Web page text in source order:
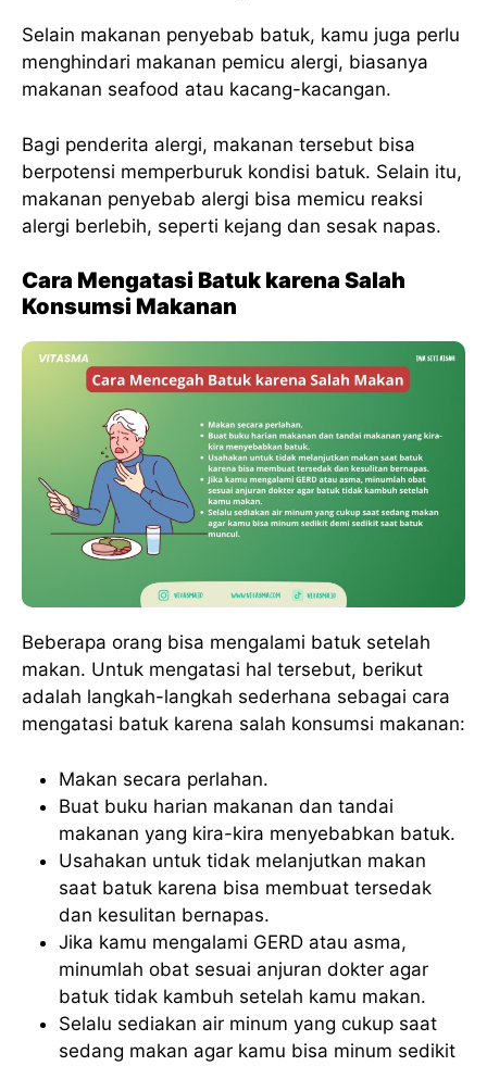
Selain makanan penyebab batuk, kamu juga perlu
menghindari makanan pemicu alergi, biasanya
makanan seafood atau kacang-kacangan.
Bagi penderita alergi, makanan tersebut bisa
berpotensi memperburuk kondisi batuk. Selain itu,
makanan penyebab alergi bisa memicu reaksi
alergi berlebih, seperti kejang dan sesak napas.
Cara Mengatasi Batuk karena Salah
Konsumsi Makanan
Beberapa orang bisa mengalami batuk setelah
makan. Untuk mengatasi hal tersebut, berikut
adalah langkah-langkah sederhana sebagai cara
mengatasi batuk karena salah konsumsi makanan:
Makan secara perlahan.
Buat buku harian makanan dan tandai
makanan yang kira-kira menyebabkan batuk.
Usahakan untuk tidak melanjutkan makan
saat batuk karena bisa membuat tersedak
dan kesulitan bernapas.
Jika kamu mengalami GERD atau asma,
minumlah obat sesuai anjuran dokter agar
batuk tidak kambuh setelah kamu makan.
Selalu sediakan air minum yang cukup saat
sedang makan agar kamu bisa minum sedikit